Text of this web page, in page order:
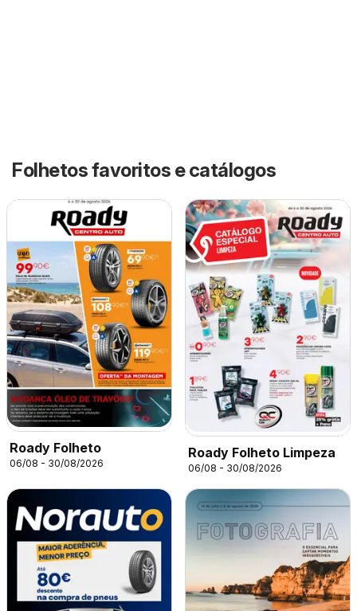
Folhetos favoritos e catálogos
Roady Folheto
06/08 - 30/08/2026
Roady Folheto Limpeza
06/08 - 30/08/2026